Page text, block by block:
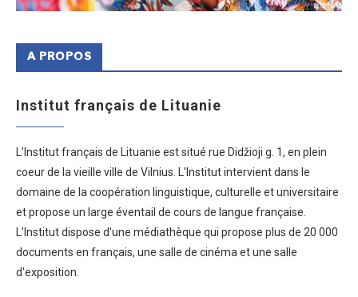
A PROPOS
Institut français de Lituanie
L'Institut français de Lituanie est situé rue Didžioji g. 1, en plein
coeur de la vieille ville de Vilnius. L'Institut intervient dans le
domaine de la coopération linguistique, culturelle et universitaire
et propose un large éventail de cours de langue française.
L'Institut dispose d'une médiathèque qui propose plus de 20 000
documents en français, une salle de cinéma et une salle
d'exposition.